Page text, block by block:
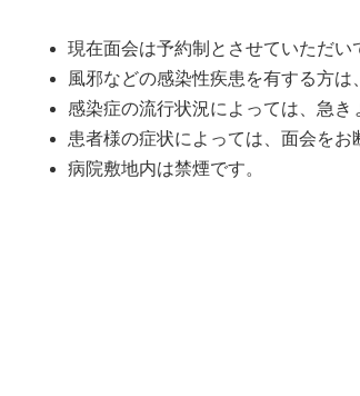
現在面会は予約制とさせていただい
風邪などの感染性疾患を有する方は
感染症の流行状況によっては、急き
患者様の症状によっては、面会をお
病院敷地内は禁煙です。